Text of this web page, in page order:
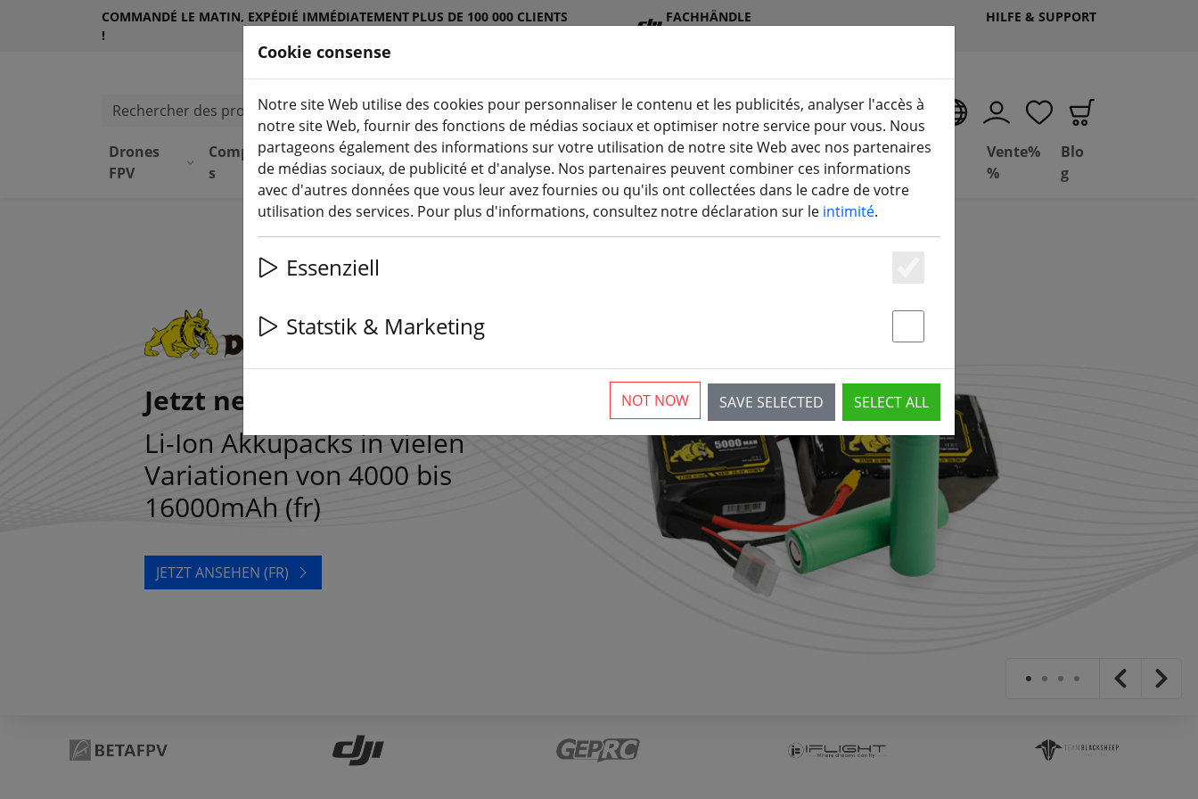
COMMANDÉ LE MATIN, EXPÉDIÉ IMMÉDIATEMENT
!
PLUS DE 100 000 CLIENTS
FACHHÄNDLE
HILFE & SUPPORT
Rechercher des produits
FR
Drones
FPV
Composant
s
Équipeme
nt
DJ
I
Batterie
s
Hélic
e
Accessoire
s
impression
3D(aktuelle Seite)
Deal
Depot
Basil
Vente%
%
Blo
g
Bleibe immer auf dem
Laufenden! (fr)
Mit dem FPV24 Newsletter! (fr)
Cookie consense
Notre site Web utilise des cookies pour personnaliser le contenu et les publicités, analyser l'accès à
notre site Web, fournir des fonctions de médias sociaux et optimiser notre service pour vous. Nous
partageons également des informations sur votre utilisation de notre site Web avec nos partenaires
de médias sociaux, de publicité et d'analyse. Nos partenaires peuvent combiner ces informations
avec d'autres données que vous leur avez fournies ou qu'ils ont collectées dans le cadre de votre
utilisation des services. Pour plus d'informations, consultez notre déclaration sur le intimité.
Essenziell
Statstik & Marketing
SAVE SELECTED SELECT ALL
NOT NOW